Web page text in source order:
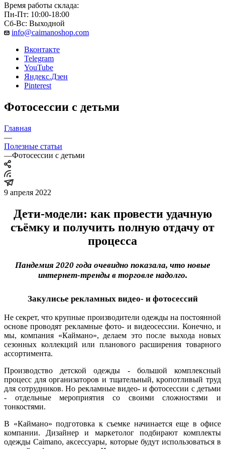
Время работы склада:
Пн-Пт: 10:00-18:00
Сб-Вс: Выходной
info@caimanoshop.com
Вконтакте
Telegram
YouTube
Яндекс.Дзен
Pinterest
Фотосессии с детьми
Главная
—
Полезные статьи
—Фотосессии с детьми
9 апреля 2022
Дети-модели: как провести удачную
съёмку и получить полную отдачу от
процесса
Пандемия 2020 года очевидно показала, что новые
интернет-тренды в торговле надолго.
Закулисье рекламных видео- и фотосессий
Не секрет, что крупные производители одежды на постоянной
основе проводят рекламные фото- и видеосессии. Конечно, и
мы, компания «Каймано», делаем это после выхода новых
сезонных коллекций или планового расширения товарного
ассортимента.
Производство детской одежды - большой комплексный
процесс для организаторов и тщательный, кропотливый труд
для сотрудников. Но рекламные видео- и фотосессии с детьми
- отдельные мероприятия со своими сложностями и
тонкостями.
В «Каймано» подготовка к съемке начинается еще в офисе
компании. Дизайнер и маркетолог подбирают комплекты
одежды Caimano, аксессуары, которые будут использоваться в